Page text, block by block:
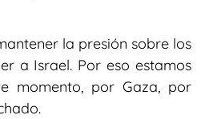
la presión sobre los
a Israel. Por eso estamos
momento, por Gaza, por